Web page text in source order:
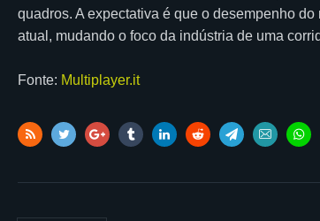
quadros. A expectativa é que o desempenho
atual, mudando o foco da indústria de uma
Fonte: Multiplayer.it